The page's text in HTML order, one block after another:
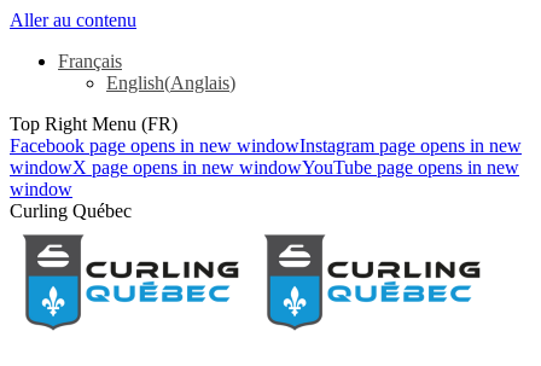
Aller au contenu
Français
English(Anglais)
Top Right Menu (FR)
Facebook page opens in new windowInstagram page opens in new
windowX page opens in new windowYouTube page opens in new
window
Curling Québec